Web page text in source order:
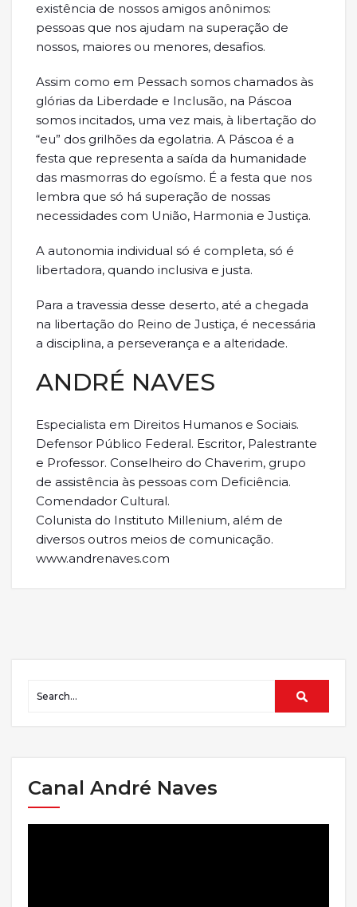
existência de nossos amigos anônimos:
pessoas que nos ajudam na superação de
nossos, maiores ou menores, desafios.
Assim como em Pessach somos chamados às
glórias da Liberdade e Inclusão, na Páscoa
somos incitados, uma vez mais, à libertação do
“eu” dos grilhões da egolatria. A Páscoa é a
festa que representa a saída da humanidade
das masmorras do egoísmo. É a festa que nos
lembra que só há superação de nossas
necessidades com União, Harmonia e Justiça.
A autonomia individual só é completa, só é
libertadora, quando inclusiva e justa.
Para a travessia desse deserto, até a chegada
na libertação do Reino de Justiça, é necessária
a disciplina, a perseverança e a alteridade.
ANDRÉ NAVES
Especialista em Direitos Humanos e Sociais.
Defensor Público Federal. Escritor, Palestrante
e Professor. Conselheiro do Chaverim, grupo
de assistência às pessoas com Deficiência.
Comendador Cultural.
Colunista do Instituto Millenium, além de
diversos outros meios de comunicação.
www.andrenaves.com
Canal André Naves